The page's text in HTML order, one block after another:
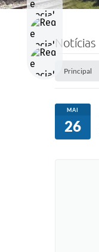
Notícias
Principal
MAI
26